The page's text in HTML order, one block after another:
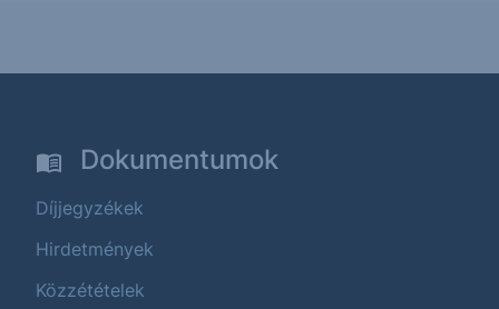
Dokumentumok
Díjjegyzékek
Hirdetmények
Közzétételek